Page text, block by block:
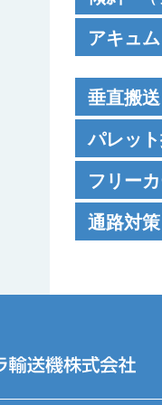
DMH製品
DMG製品
ファイ
FBH （
センタドラ
プ
ファイ
FCB
カーブベルト
DHK製品
ファイ
FHK
横桟付きベル
DMJW製
ファイ
FBY （
DMR製品
DMRE
逆ローラエッ
DMRE製品
DMV製品
ファイ
FHV
VLM
ドライブユニ
ストレートユ
VLS製品
VBL
水平ベルトコ
VL / ライン
VLC
R900カーブ
VLE
R500カーブ
VLH
R1200カーブ
VLC製品ペ
ユニコ
VL / ライン
VLY
30ﾟブランチ
VLB
30ﾟ袖単体ユ
VLY製品
ユニコ
VBK
傾斜ベルト
アキュム
ユニコ
VCA
チェーン駆
ヤ
VCA 製品ペ
垂直搬送
バーチ
VCS-Z
ミニパーフ
パレッ
YPC
アルミチェー
フリー
スチー
SFX
通路対策
はね上げ